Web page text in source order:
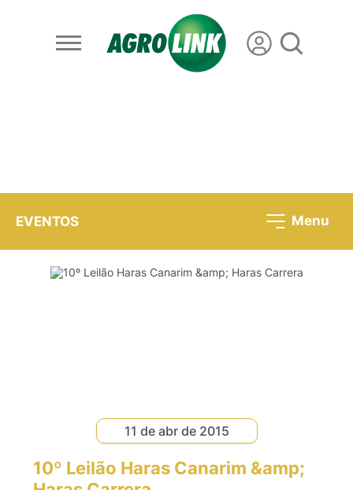
EVENTOS Menu
11 de abr de 2015
10º Leilão Haras Canarim &amp;